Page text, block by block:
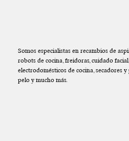
Somos especialistas en recambios de
robots de cocina, freidoras, cuidado facial,
electrodomésticos de cocina, secadores y
pelo y mucho más.